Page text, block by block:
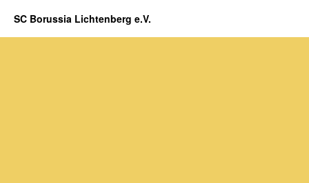
SC Borussia Lichtenberg e.V.